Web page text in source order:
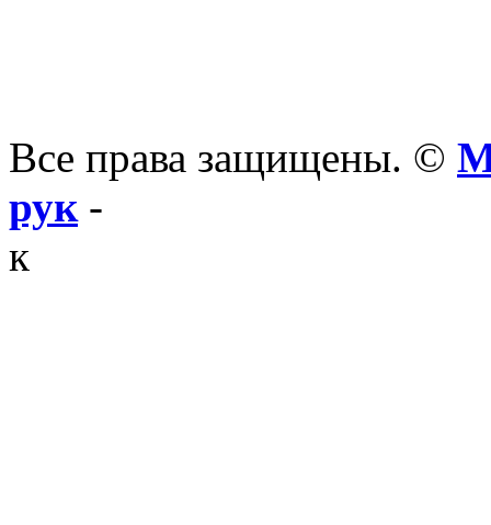
Все права защищены. ©
рук-
к